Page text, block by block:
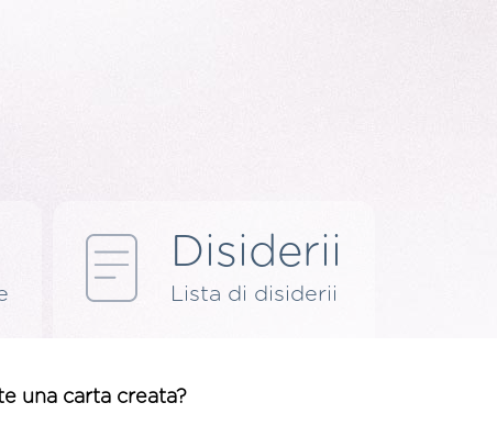
Disiderii
Lista di disiderii
una carta creata?